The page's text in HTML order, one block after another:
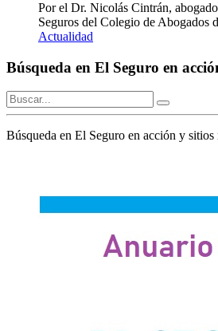
Por el Dr. Nicolás Cintrán,
Seguros del Colegio de Abogados
Actualidad
Búsqueda en El Seguro en
Búsqueda en El Seguro en acción y sitios